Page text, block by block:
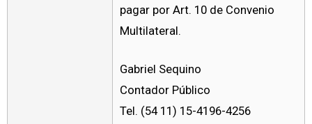
pagar por Art. 10 de Convenio
Multilateral.
Gabriel Sequino
Contador Público
Tel. (54 11) 15-4196-4256